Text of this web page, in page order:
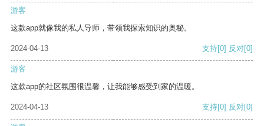
游客
这款app就像我的私人导师，带领我探索知识的奥秘。
2024-04-13 支持[0] 反对[0]
游客
这款app的社区氛围很温馨，让我能够感受到家的温暖。
2024-04-13 支持[0] 反对[0]